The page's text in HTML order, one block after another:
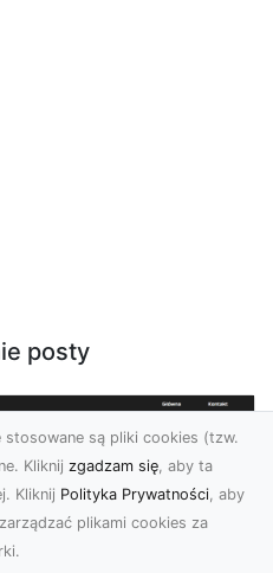
posty
stosowane są pliki cookies (tzw.
Kliknij zgadzam się, aby ta
Kliknij Polityka Prywatności, aby
plikami cookies za